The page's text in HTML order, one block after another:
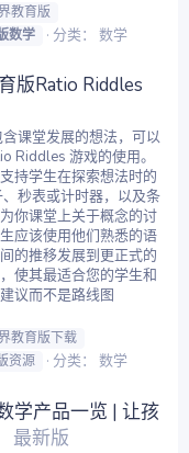
教育版
数学 分类： 数学
版Ratio Riddles
课堂发展的想法，可以
Riddles 游戏的使用。
持学生在探索想法时的
秒表或计时器，以及条
你课堂上关于概念的讨
应该使用他们熟悉的语
的推移发展到更正式的
使其最适合您的学生和
议而不是路线图
教育版下载
资源 分类： 数学
学产品一览 | 让孩
最新版